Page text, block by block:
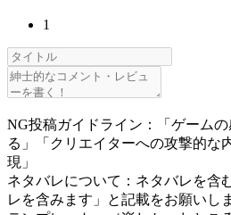
1
NG投稿ガイドライン：「ゲーム
る」「クリエイターへの攻撃的な
現」
ネタバレについて：ネタバレを含
レを含みます」と記載をお願いし